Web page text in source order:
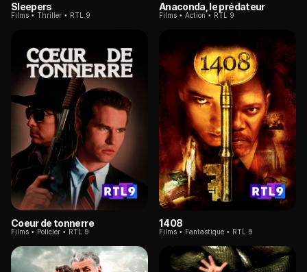
Sleepers
Films Thriller RTL 9
Anaconda, le prédateur
Films Action RTL 9
Coeur de tonnerre
Films Policier RTL 9
1408
Films Fantastique RTL 9